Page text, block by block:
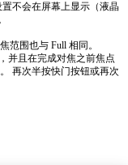
不会在屏幕上显示（液晶
范围也与 Full 相同。
并且在完成对焦之前焦点
再次半按快门按钮或再次